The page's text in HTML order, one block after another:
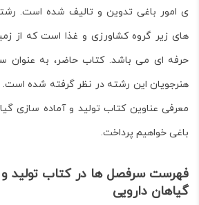
ی امور باغی تدوین و تالیف شده است.
های زیر گروه کشاورزی و غذا است که از
حرفه ای می باشد. کتاب حاضر، به عنوان
هنرجویان این رشته در نظر گرفته شده
معرفی عناوین کتابتولید و آماده سازی
باغی خواهیم پرداخت.
فهرست سرفصل ها در کتاب تولید و
گیاهان دارویی